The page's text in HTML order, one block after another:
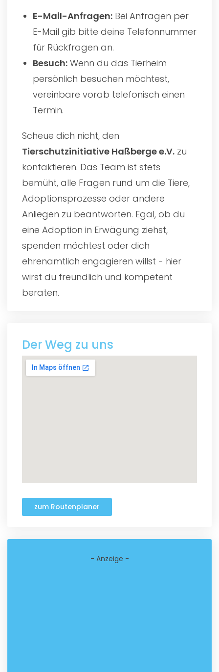
E-Mail-Anfragen: Bei Anfragen per
E-Mail gib bitte deine Telefonnummer
für Rückfragen an.
Besuch: Wenn du das Tierheim
persönlich besuchen möchtest,
vereinbare vorab telefonisch einen
Termin.
Scheue dich nicht, den
Tierschutzinitiative Haßberge e.V. zu
kontaktieren. Das Team ist stets
bemüht, alle Fragen rund um die Tiere,
Adoptionsprozesse oder andere
Anliegen zu beantworten. Egal, ob du
eine Adoption in Erwägung ziehst,
spenden möchtest oder dich
ehrenamtlich engagieren willst - hier
wirst du freundlich und kompetent
beraten.
Der Weg zu uns
zum Routenplaner
- Anzeige -